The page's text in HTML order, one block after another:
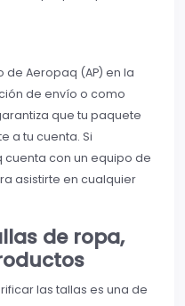
Aeropaq (AP) en la
de envío o como
que tu paquete
a tu cuenta. Si
con un equipo de
asistirte en cualquier
de ropa,
las tallas es una de